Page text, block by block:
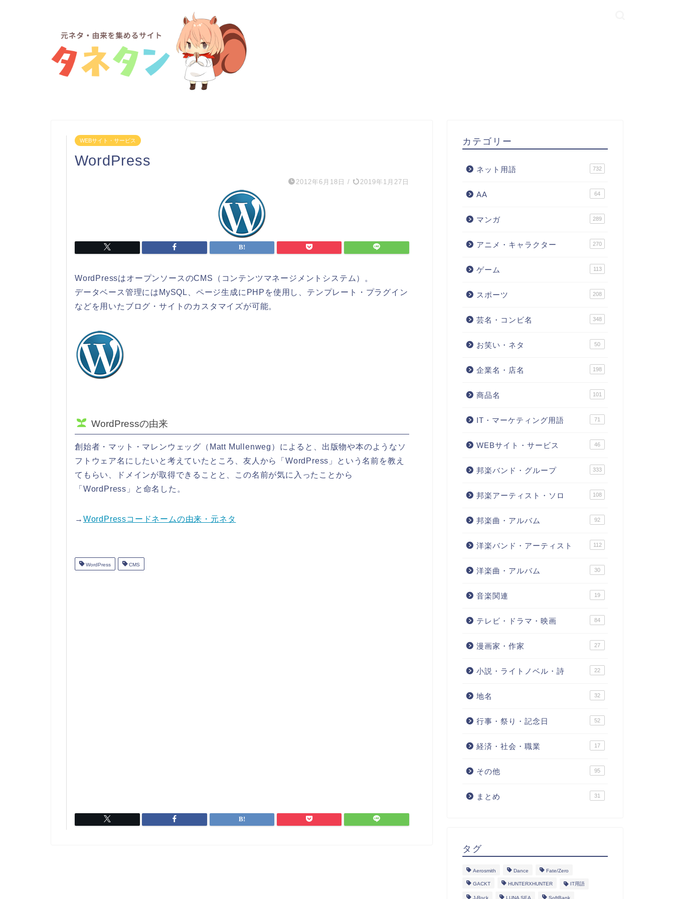
WEBサイト・サービス
WordPress
2012年6月18日 / 2019年1月27日
WordPressはオープンソースのCMS（コンテンツマネージメントシステム）。
データベース管理にはMySQL、ページ生成にPHPを使用し、テンプレート・プラグイン
などを用いたブログ・サイトのカスタマイズが可能。
WordPressの由来
創始者・マット・マレンウェッグ（Matt Mullenweg）によると、出版物や本のようなソ
フトウェア名にしたいと考えていたところ、友人から「WordPress」という名前を教え
てもらい、ドメインが取得できることと、この名前が気に入ったことから
「WordPress」と命名した。
→ WordPressコードネームの由来・元ネタ
WordPress CMS
カテゴリー
ネット用語 732
AA 64
マンガ 289
アニメ・キャラクター 270
ゲーム 113
スポーツ 208
芸名・コンビ名 348
お笑い・ネタ 50
企業名・店名 198
商品名 101
IT・マーケティング用語 71
WEBサイト・サービス 46
邦楽バンド・グループ 333
邦楽アーティスト・ソロ 108
邦楽曲・アルバム 92
洋楽バンド・アーティスト 112
洋楽曲・アルバム 30
音楽関連 19
テレビ・ドラマ・映画 84
漫画家・作家 27
小説・ライトノベル・詩 22
地名 32
行事・祭り・記念日 52
経済・社会・職業 17
その他 95
まとめ 31
タグ
Aerosmith Dance Fate/Zero
GACKT HUNTERXHUNTER IT用語
J-Rock LUNA SEA SoftBank